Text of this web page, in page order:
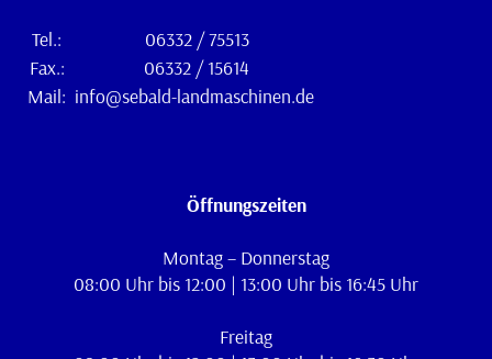
Tel.:
06332 / 75513
Fax.:
06332 / 15614
Mail: info@sebald-landmaschinen.de
Öffnungszeiten
Montag – Donnerstag
08:00 Uhr bis 12:00 | 13:00 Uhr bis 16:45 Uhr
Freitag